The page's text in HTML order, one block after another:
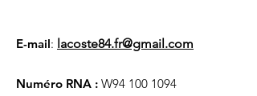
E-mail: lacoste84.fr@gmail.com
Numéro RNA : W94 100 1094